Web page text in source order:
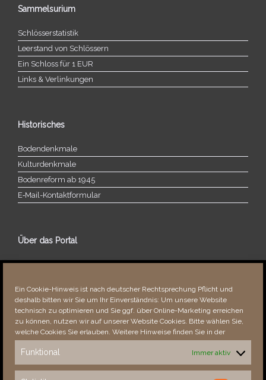
Ein Cookie-Hinweis ist nach deutscher Rechtsprechung Pflicht und
deshalb bitten wir Sie um Ihr Einverständnis: Um unsere Website
technisch zu optimieren und Sie ggf. über Online-Marketing erreichen
zu können, nutzen wir auf unserer Website Cookies. Bitte wählen Sie,
welche Cookies Sie erlauben. Weitere Hinweise finden Sie in der
Funktional Immer aktiv
Sammelsurium
Schlösserstatistik
Leerstand von Schlössern
Ein Schloss für 1 EUR
Links & Verlinkungen
Historisches
Bodendenkmale
Kulturdenkmale
Bodenreform ab 1945
E‑Mail-​​Kontaktformular
Über das Portal
Über dieses Portal
Fehler bemerkt?
Besucher seit 08/​2021